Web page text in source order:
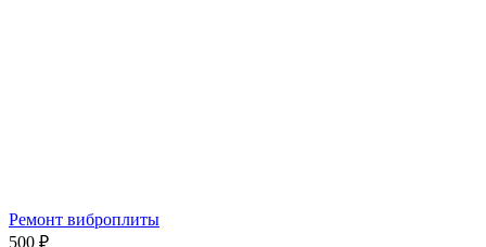
Ремонт виброплиты
500 ₽